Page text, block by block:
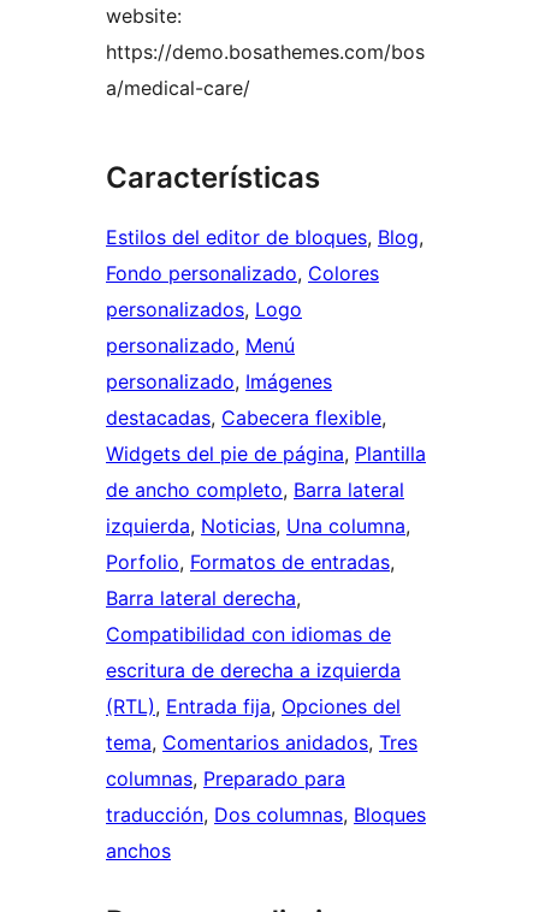
website:
https://demo.bosathemes.com/bos
a/medical-care/
Características
Estilos del editor de bloques, Blog
Fondo personalizado, Colores
personalizados, Logo
personalizado, Menú
personalizado, Imágenes
destacadas, Cabecera flexible
Widgets del pie de página, Plantilla
de ancho completo, Barra lateral
izquierda, Noticias, Una columna
Porfolio, Formatos de entradas
Barra lateral derecha
Compatibilidad con idiomas de
escritura de derecha a izquierda
(RTL), Entrada fija, Opciones del
tema, Comentarios anidados, Tres
columnas, Preparado para
traducción, Dos columnas, Bloques
anchos